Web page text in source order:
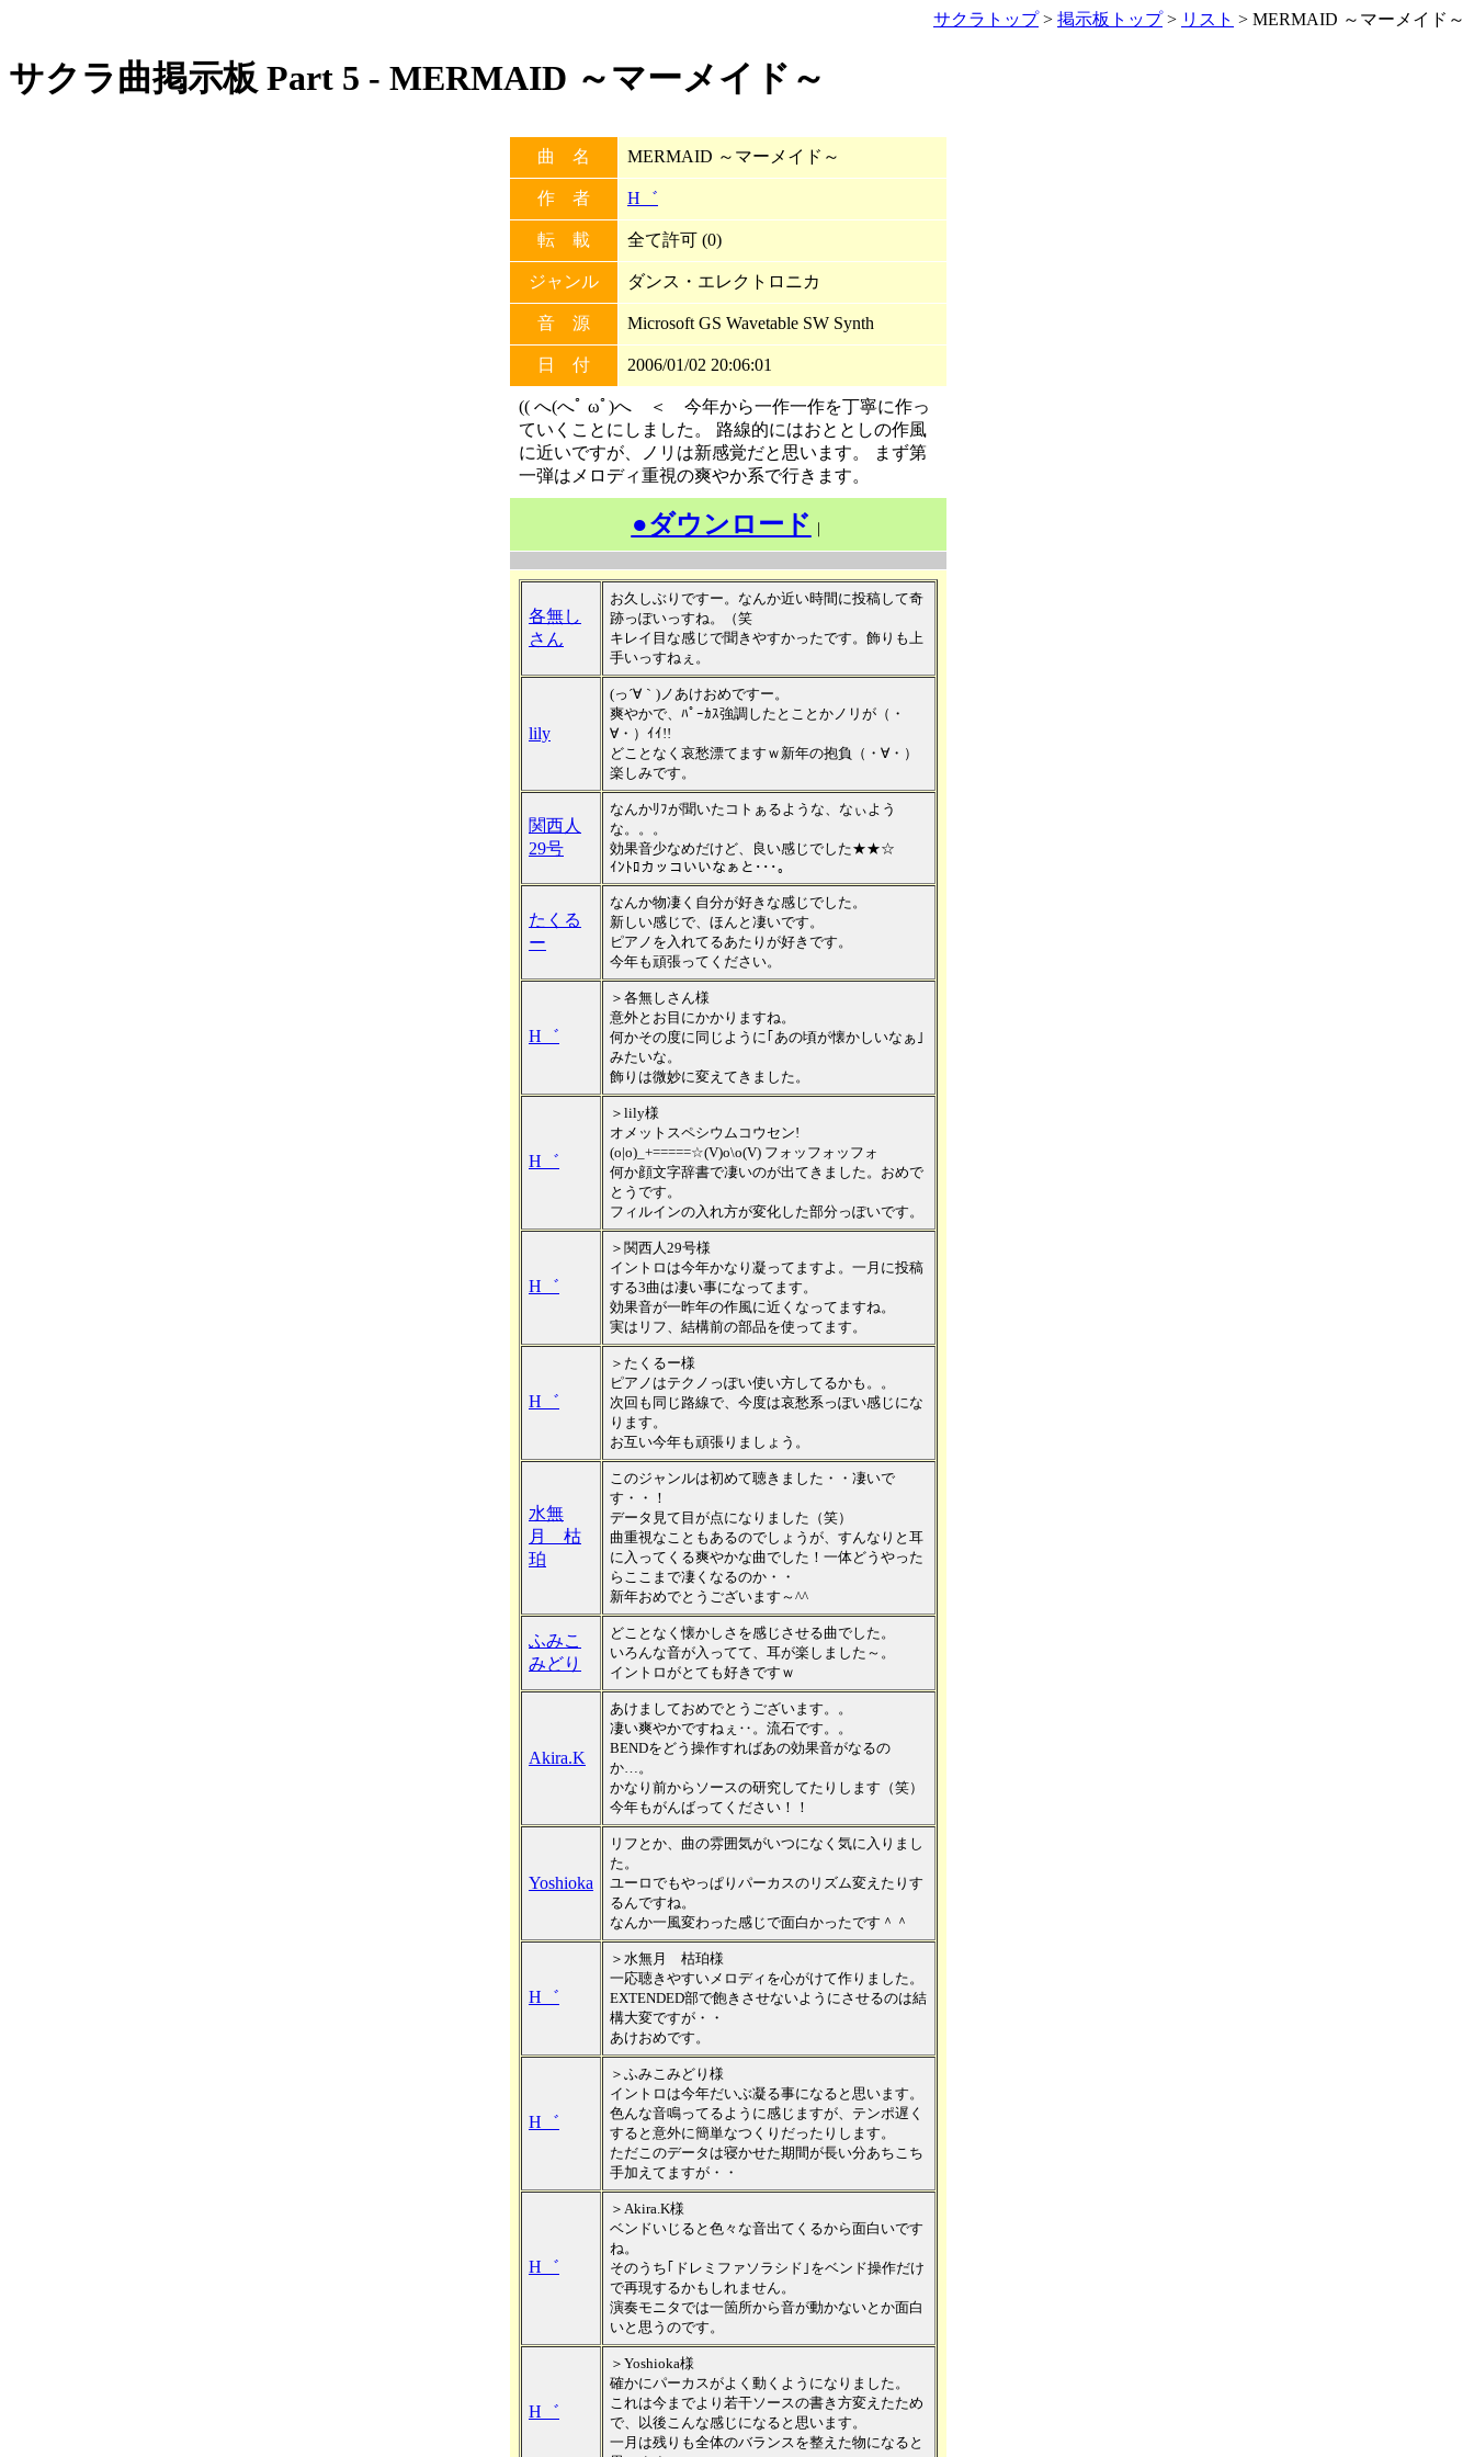
サクラトップ> 掲示板トップ> リスト > MERMAID ～マーメイド～
サクラ曲掲示板 Part 5 - MERMAID ～マーメイド～
曲 名 MERMAID ～マーメイド～
作 者 H゛
転 載 全て許可 (0)
ジャンル ダンス・エレクトロニカ
音 源 Microsoft GS Wavetable SW Synth
日 付 2006/01/02 20:06:01
(( へ(へﾟ ωﾟ)へ ＜ 今年から一作一作を丁寧に作っ
ていくことにしました。 路線的にはおととしの作風
に近いですが、ノリは新感覚だと思います。 まず第
一弾はメロディ重視の爽やか系で行きます。
●ダウンロード ｜
各無し
さん
お久しぶりですー。なんか近い時間に投稿して奇
跡っぽいっすね。（笑
キレイ目な感じで聞きやすかったです。飾りも上
手いっすねぇ。
lily
(っ´∀｀)ノあけおめですー。
爽やかで、ﾊﾟｰｶｽ強調したとことかノリが（・
∀・）ｲｲ!!
どことなく哀愁漂てますｗ新年の抱負（・∀・）
楽しみです。
関西人
29号
なんかﾘﾌが聞いたコトぁるような、なぃよう
な。。。
効果音少なめだけど、良い感じでした★★☆
ｲﾝﾄﾛカッコいいなぁと･･･。
たくる
ー
なんか物凄く自分が好きな感じでした。
新しい感じで、ほんと凄いです。
ピアノを入れてるあたりが好きです。
今年も頑張ってください。
H゛
＞各無しさん様
意外とお目にかかりますね。
何かその度に同じように｢あの頃が懐かしいなぁ｣
みたいな。
飾りは微妙に変えてきました。
H゛
＞lily様
オメットスペシウムコウセン!
(o|o)_+=====☆(V)o\o(V) フォッフォッフォ
何か顔文字辞書で凄いのが出てきました。おめで
とうです。
フィルインの入れ方が変化した部分っぽいです。
H゛
＞関西人29号様
イントロは今年かなり凝ってますよ。一月に投稿
する3曲は凄い事になってます。
効果音が一昨年の作風に近くなってますね。
実はリフ、結構前の部品を使ってます。
H゛
＞たくるー様
ピアノはテクノっぽい使い方してるかも。。
次回も同じ路線で、今度は哀愁系っぽい感じにな
ります。
お互い今年も頑張りましょう。
水無
月 枯
珀
このジャンルは初めて聴きました・・凄いで
す・・！
データ見て目が点になりました（笑）
曲重視なこともあるのでしょうが、すんなりと耳
に入ってくる爽やかな曲でした！一体どうやった
らここまで凄くなるのか・・
新年おめでとうございます～^^
ふみこ
みどり
どことなく懐かしさを感じさせる曲でした。
いろんな音が入ってて、耳が楽しました～。
イントロがとても好きですｗ
Akira.K
あけましておめでとうございます。。
凄い爽やかですねぇ‥。流石です。。
BENDをどう操作すればあの効果音がなるの
か…。
かなり前からソースの研究してたりします（笑）
今年もがんばってください！！
Yoshioka
リフとか、曲の雰囲気がいつになく気に入りまし
た。
ユーロでもやっぱりパーカスのリズム変えたりす
るんですね。
なんか一風変わった感じで面白かったです＾＾
H゛
＞水無月 枯珀様
一応聴きやすいメロディを心がけて作りました。
EXTENDED部で飽きさせないようにさせるのは結
構大変ですが・・
あけおめです。
H゛
＞ふみこみどり様
イントロは今年だいぶ凝る事になると思います。
色んな音鳴ってるように感じますが、テンポ遅く
すると意外に簡単なつくりだったりします。
ただこのデータは寝かせた期間が長い分あちこち
手加えてますが・・
H゛
＞Akira.K様
ベンドいじると色々な音出てくるから面白いです
ね。
そのうち｢ドレミファソラシド｣をベンド操作だけ
で再現するかもしれません。
演奏モニタでは一箇所から音が動かないとか面白
いと思うのです。
H゛
＞Yoshioka様
確かにパーカスがよく動くようになりました。
これは今までより若干ソースの書き方変えたため
で、以後こんな感じになると思います。
一月は残りも全体のバランスを整えた物になると